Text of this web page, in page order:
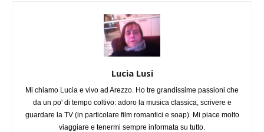
Lucia Lusi
Mi chiamo Lucia e vivo ad Arezzo. Ho tre grandissime passioni che
da un po' di tempo coltivo: adoro la musica classica, scrivere e
guardare la TV (in particolare film romantici e soap). Mi piace molto
viaggiare e tenermi sempre informata su tutto.